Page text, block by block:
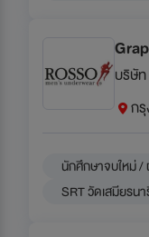
บริษัท
ก
นักศึกษาจบใหม่
SRT วัดเสมียรน